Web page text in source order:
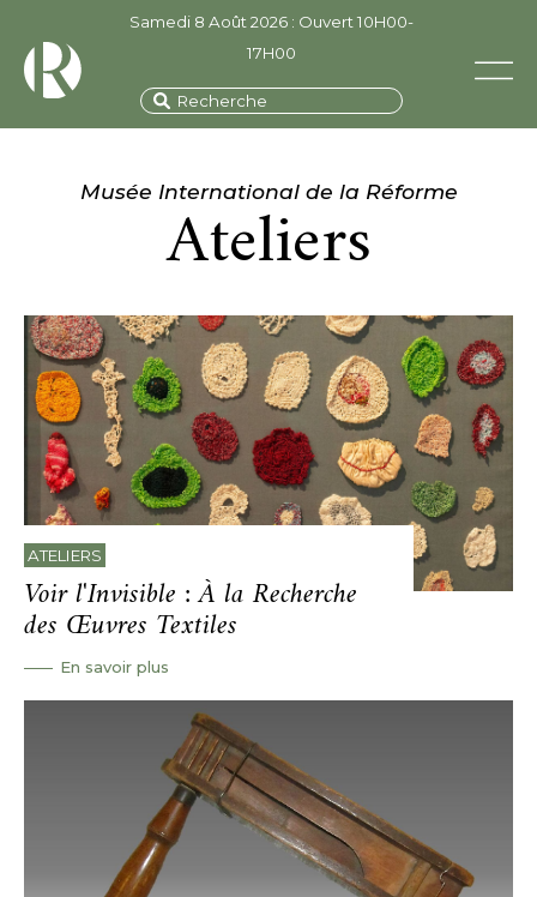
Samedi 8 Août 2026 : Ouvert 10H00-
17H00
Musée International de la Réforme
Ateliers
ATELIERS
Voir l'Invisible : À la Recherche
des Œuvres Textiles
En savoir plus